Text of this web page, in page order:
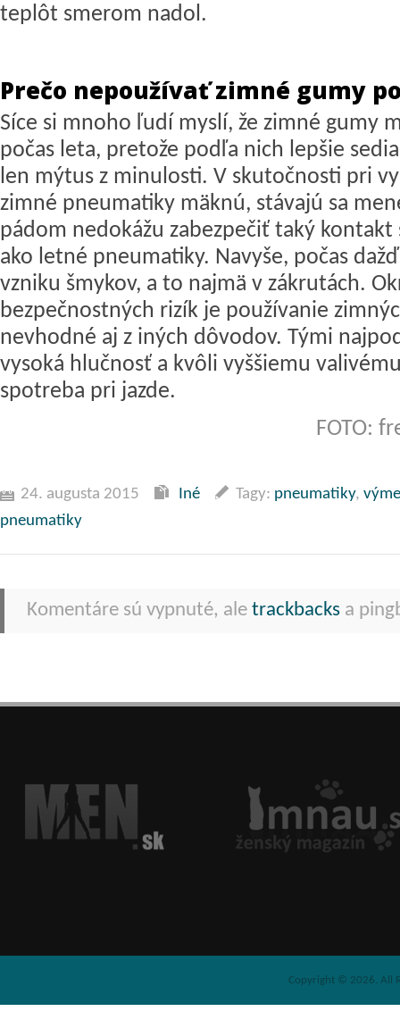
teplôt smerom nadol.
Prečo nepoužívať zimné gumy
Síce si mnoho ľudí myslí, že zimné gumy
počas leta, pretože podľa nich lepšie
len mýtus z minulosti. V skutočnosti pri
zimné pneumatiky mäknú, stávajú sa
pádom nedokážu zabezpečiť taký
ako letné pneumatiky. Navyše, počas
vzniku šmykov, a to najmä v zákrutách.
bezpečnostných rizík je používanie
nevhodné aj z iných dôvodov. Tými
vysoká hlučnosť a kvôli vyššiemu
spotreba pri jazde.
FOTO:
24. augusta 2015 Iné Tagy: pneumatiky,
pneumatiky
Komentáre sú vypnuté, ale trackbacks a
Copyright © 2026. All